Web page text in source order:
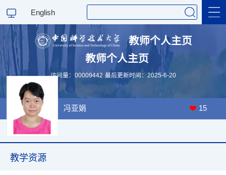
English
教师个人主页
教师个人主页
访问量： 00009442 最后更新时间： 2025-6-20
冯亚娟 15
教学资源